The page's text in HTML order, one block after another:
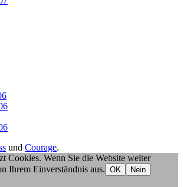
und Courage.
Cookies. Wenn Sie die Website weiter
Ihrem Einverständnis aus. OK
Nein